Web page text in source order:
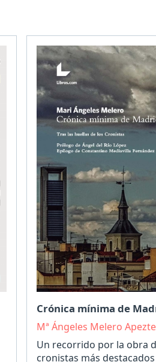
Crónica mínima de
Mª Ángeles Melero
Un recorrido por la obra
cronistas más